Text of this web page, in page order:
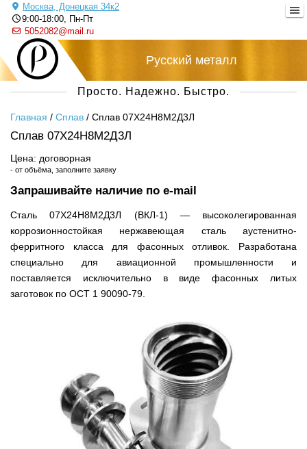
Москва, Донецкая 34к2
9:00-18:00, Пн-Пт
5052082@mail.ru
Русский металл
Просто. Надежно. Быстро.
Главная / Сплав / Сплав 07Х24Н8М2Д3Л
Сплав 07Х24Н8М2Д3Л
Цена: договорная
- от объёма, заполните заявку
Запрашивайте наличие по e-mail
Сталь 07Х24Н8М2Д3Л (ВКЛ-1) — высоколегированная
коррозионностойкая нержавеющая сталь аустенитно-
ферритного класса для фасонных отливок. Разработана
специально для авиационной промышленности и
поставляется исключительно в виде фасонных литых
заготовок по ОСТ 1 90090-79.